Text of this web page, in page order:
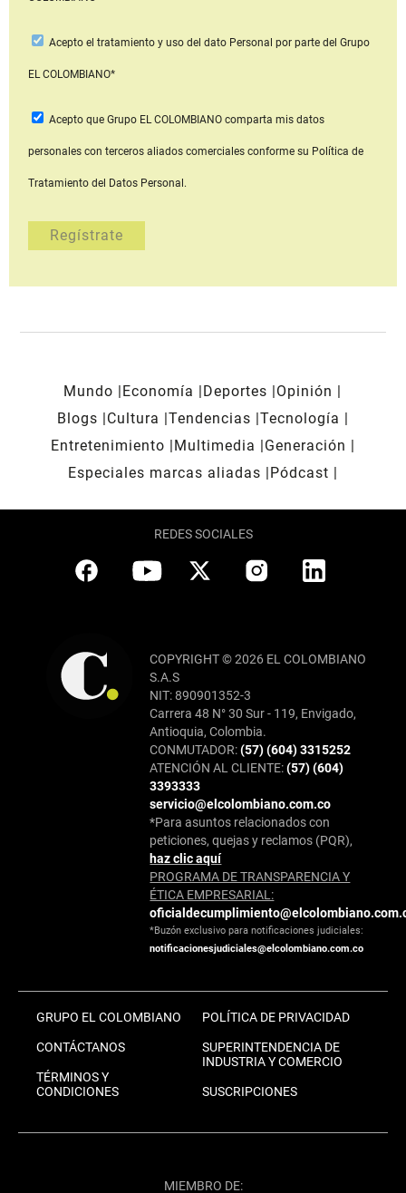
Acepto el tratamiento y uso del dato Personal por parte del Grupo
EL COLOMBIANO*
Acepto que Grupo EL COLOMBIANOcomparta mis datos
personales con terceros aliados comerciales conforme su Política de
Tratamiento del Datos Personal.
Mundo Economía Deportes
Opinión
Blogs
Cultura Tendencias Tecnología
Entretenimiento
Multimedia
Generación
Especiales marcas aliadas
Pódcast
REDES SOCIALES
COPYRIGHT © 2026 EL COLOMBIANO
S.A.S
NIT: 890901352-3
Carrera 48 N° 30 Sur - 119, Envigado,
Antioquia, Colombia.
CONMUTADOR:(57) (604) 3315252
ATENCIÓN AL CLIENTE:(57) (604)
3393333
servicio@elcolombiano.com.co
*Para asuntos relacionados con
peticiones, quejas y reclamos (PQR),
haz clic aquí
PROGRAMA DE TRANSPARENCIA Y
ÉTICA EMPRESARIAL:
*Buzón exclusivo para notificaciones judiciales:
notificacionesjudiciales@elcolombiano.com.co
GRUPO EL COLOMBIANO
CONTÁCTANOS
TÉRMINOS Y
CONDICIONES
POLÍTICA DE PRIVACIDAD
SUPERINTENDENCIA DE
INDUSTRIA Y COMERCIO
SUSCRIPCIONES
MIEMBRO DE: